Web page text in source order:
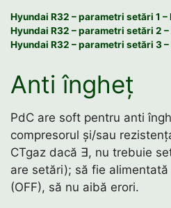
Hyundai R32 – parametri setări 1 –
Hyundai R32 – parametri setări 2 –
Hyundai R32 – parametri setări 3 –
Anti îngheț
PdC are soft pentru anti
compresorul și/sau
CTgaz dacă ∃, nu trebuie
are setări); să fie
(OFF), să nu aibă erori.